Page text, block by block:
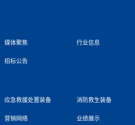
媒体聚焦 行业信息
招标公告
应急救援处置装备 消防救生装备
营销网络 业绩展示